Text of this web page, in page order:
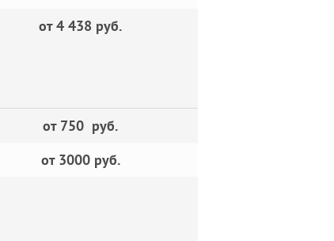
от 4 438 руб.
от 750 руб.
от 3000 руб.